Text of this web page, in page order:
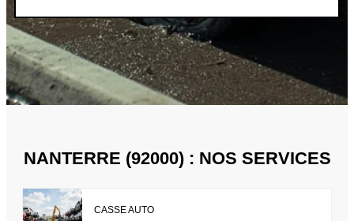
NANTERRE (92000) : NOS SERVICES
CASSE AUTO